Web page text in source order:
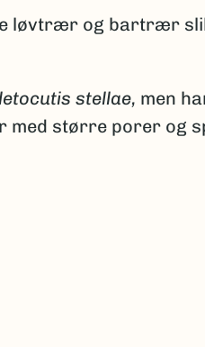
løvtrær og bartrær
stellae, men
med større porer og